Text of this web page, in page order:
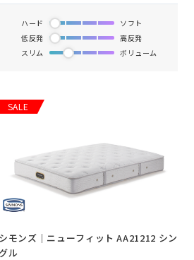
ハード
ソフト
低反発
高反発
スリム
ボリューム
SALE
シモンズ｜ニューフィット AA21212 シン
グル